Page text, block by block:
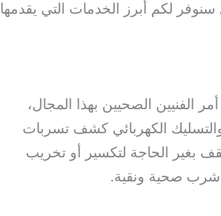
لكم أبرز الخدمات التي يقدمها
الصحيين بهذا المجال،
الكهربائي كشف تسربات
بغير الحاجة لتكسير أو تخريب
شرب صحية ونقية.